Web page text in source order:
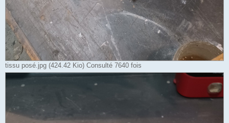
tissu posé.jpg (424.42 Kio) Consulté 7640 fois